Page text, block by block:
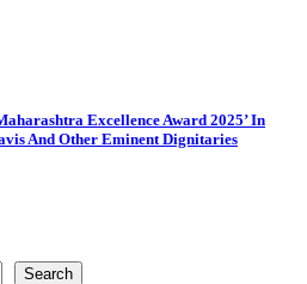
Excellence Award 2025’ In
And Other Eminent Dignitaries
Search